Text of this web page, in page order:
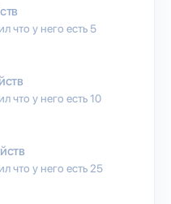
что у него есть 5
что у него есть 10
что у него есть 25